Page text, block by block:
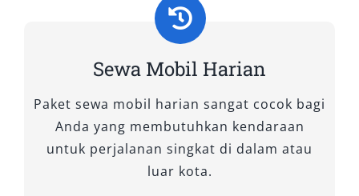
Sewa Mobil Harian
Paket sewa mobil harian sangat cocok bagi
Anda yang membutuhkan kendaraan
untuk perjalanan singkat di dalam atau
luar kota.